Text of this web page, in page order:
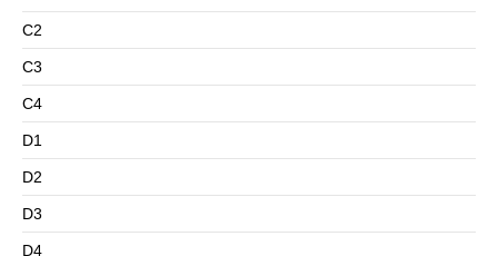
C2
C3
C4
D1
D2
D3
D4